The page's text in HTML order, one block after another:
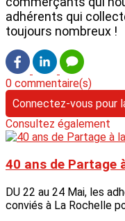
adhérents qui
toujours nombreux !
0 commentaire(s)
Connectez-vous pour
Consultez également
40 ans de Partage
DU 22 au 24 Mai, les
conviés à La Rochelle